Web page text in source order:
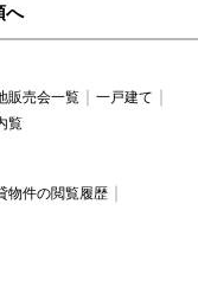
へ
販売会一覧
一戸建て
覧
物件の閲覧履歴